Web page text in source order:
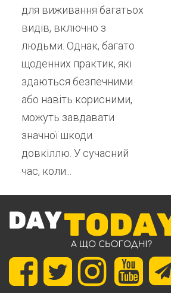
для виживання багатьох
видів, включно з
людьми. Однак, багато
щоденних практик, які
здаються безпечними
або навіть корисними,
можуть завдавати
значної шкоди
довкіллю. У сучасний
час, коли...